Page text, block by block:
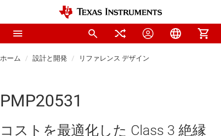
ホーム 設計と開発 リファレンス デザイン
PMP20531
コストを最適化した Class 3 絶縁